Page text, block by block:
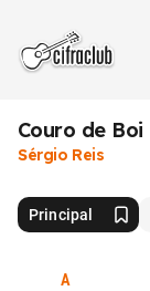
Couro de Boi
Sérgio Reis
Principal
A